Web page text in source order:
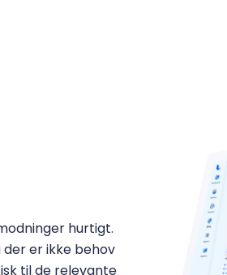
hurtigt.
er ikke behov
til de relevante